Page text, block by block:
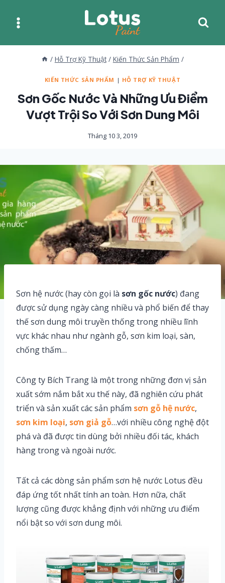
/ Hỗ Trợ Kỹ Thuật / Kiến Thức Sản Phẩm /
KIẾN THỨC SẢN PHẨM | HỖ TRỢ KỸ THUẬT
Sơn Gốc Nước Và Những Ưu Điểm
Vượt Trội So Với Sơn Dung Môi
Tháng 10 3, 2019
Sơn hệ nước (hay còn gọi là sơn gốc nước) đang
được sử dụng ngày càng nhiều và phổ biến để thay
thế sơn dung môi truyền thống trong nhiều lĩnh
vực khác nhau như ngành gỗ, sơn kim loại, sàn,
chống thấm…
Công ty Bích Trang là một trong những đơn vị sản
xuất sớm nắm bắt xu thế này, đã nghiên cứu phát
triển và sản xuất các sản phẩm sơn gỗ hệ nước,
sơn kim loại, sơn giả gỗ…với nhiều công nghệ đột
phá và đã được tin dùng bởi nhiều đối tác, khách
hàng trong và ngoài nước.
Tất cả các dòng sản phẩm sơn hệ nước Lotus đều
đáp ứng tốt nhất tính an toàn. Hơn nữa, chất
lượng cũng được khẳng định với những ưu điểm
nổi bật so với sơn dung môi.